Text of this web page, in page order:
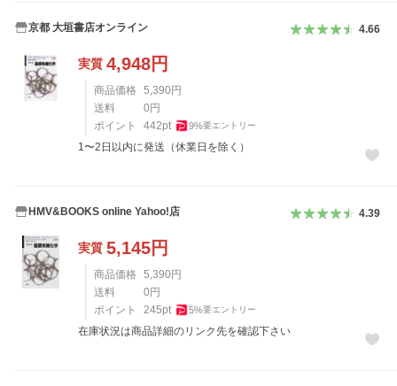
京都 大垣書店オンライン 4.66
実質 4,948円
商品価格 5,390 円
送料
0 円
ポイント
442pt 9%要エントリー
1〜2日以内に発送（休業日を除く）
HMV&BOOKS online Yahoo!店 4.39
実質 5,145円
商品価格 5,390 円
送料
0 円
ポイント
245pt 5%要エントリー
在庫状況は商品詳細のリンク先を確認下さい